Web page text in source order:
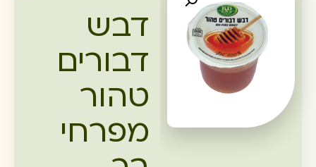
דבש
דבורים
טהור
מפרחי